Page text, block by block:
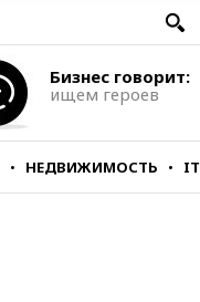
Бизнес говорит:
ищем героев
НЕДВИЖИМОСТЬ IT